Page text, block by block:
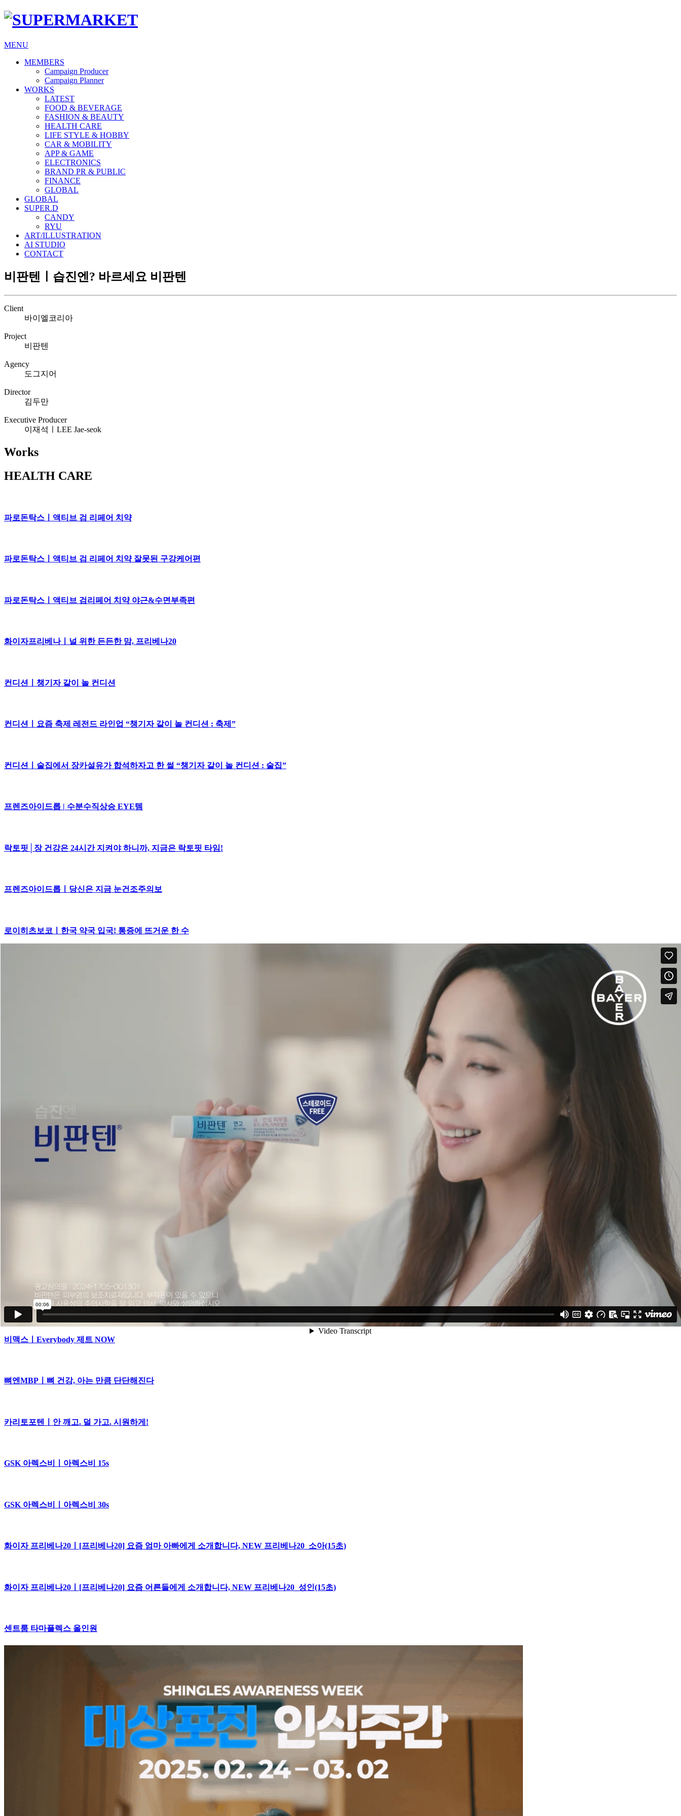
MENU
MEMBERS
Campaign Producer
Campaign Planner
WORKS
LATEST
FOOD & BEVERAGE
FASHION & BEAUTY
HEALTH CARE
LIFE STYLE & HOBBY
CAR & MOBILITY
APP & GAME
ELECTRONICS
BRAND PR & PUBLIC
FINANCE
GLOBAL
GLOBAL
SUPER.D
CANDY
RYU
ART/ILLUSTRATION
AI STUDIO
CONTACT
비판텐ㅣ습진엔? 바르세요 비판텐
Client
바이엘코리아
Project
비판텐
Agency
도그지어
Director
김두만
Executive Producer
이재석ㅣLEE Jae-seok
Works
HEALTH CARE
파로돈탁스ㅣ액티브 검 리페어 치약
파로돈탁스ㅣ액티브 검 리페어 치약 잘못된 구강케어편
파로돈탁스ㅣ액티브 검리페어 치약 야근&수면부족편
화이자프리베나ㅣ널 위한 든든한 맘, 프리베나20
컨디션ㅣ챙기자 같이 놀 컨디션
컨디션ㅣ요즘 축제 레전드 라인업 “챙기자 같이 놀 컨디션 : 축제”
컨디션ㅣ술집에서 장카설유가 합석하자고 한 썰 “챙기자 같이 놀 컨디션 : 술집”
프렌즈아이드롭 | 수분수직상승 EYE템
락토핏│장 건강은 24시간 지켜야 하니까, 지금은 락토핏 타임!
프렌즈아이드롭ㅣ당신은 지금 눈건조주의보
로이히츠보코ㅣ한국 약국 입국! 통증에 뜨거운 한 수
쥬비덤ㅣ나답게, 자연스럽게. Naturally you, JUVEDERM®
비맥스ㅣEverybody 제트 NOW
뼈엔MBPㅣ뼈 건강, 아는 만큼 단단해진다
카리토포텐ㅣ안 깨고. 덜 가고. 시원하게!
GSK 아렉스비ㅣ아렉스비 15s
GSK 아렉스비ㅣ아렉스비 30s
화이자 프리베나20ㅣ[프리베나20] 요즘 엄마 아빠에게 소개합니다, NEW 프리베나20_소아(15초)
화이자 프리베나20ㅣ[프리베나20] 요즘 어른들에게 소개합니다, NEW 프리베나20_성인(15초)
센트룸 타마플렉스 올인원